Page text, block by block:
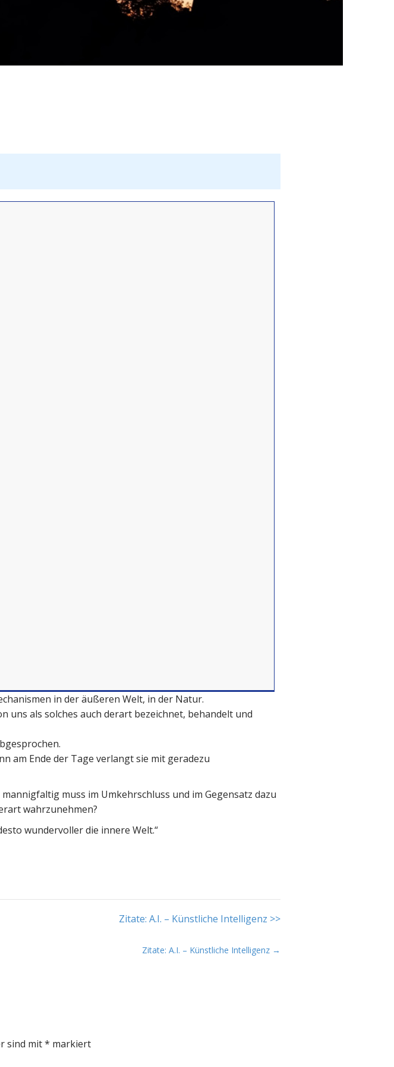
in der äußeren Welt, in der Natur.
uns als solches auch derart bezeichnet, behandelt und
am Ende der Tage verlangt sie mit geradezu
muss im Umkehrschluss und im Gegensatz dazu
wahrzunehmen?
wundervoller die innere Welt.“
Zitate: A.I. – Künstliche Intelligenz >>
Zitate: A.I. – Künstliche Intelligenz →
sind mit* markiert